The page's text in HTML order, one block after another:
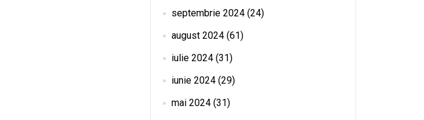
septembrie 2024 (24)
august 2024 (61)
iulie 2024 (31)
iunie 2024 (29)
mai 2024 (31)